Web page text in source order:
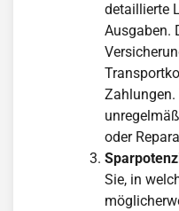
detaillierte
Ausgaben.
Zahlungen.
oder
Sie, in